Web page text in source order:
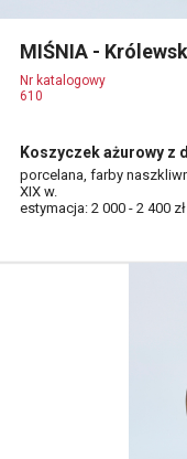
MIŚNIA -
Nr katalogowy
610
Koszyczek ażurowy z
porcelana, farby
XIX w.
estymacja: 2 000 - 2 400 zł